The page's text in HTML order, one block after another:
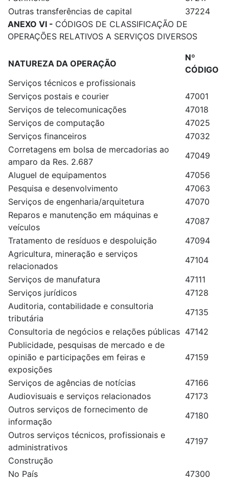
Outras transferências de capital
37224
ANEXO VI - CÓDIGOS DE CLASSIFICAÇÃO DE
OPERAÇÕES RELATIVOS A SERVIÇOS DIVERSOS
NATUREZA DA OPERAÇÃO
Nº
CÓDIGO
Serviços técnicos e profissionais
Serviços postais e courier
47001
Serviços de telecomunicações
47018
Serviços de computação
47025
Serviços financeiros
47032
Corretagens em bolsa de mercadorias ao
amparo da Res. 2.687
47049
Aluguel de equipamentos
47056
Pesquisa e desenvolvimento
47063
Serviços de engenharia/arquitetura
47070
Reparos e manutenção em máquinas e
veículos
47087
Tratamento de resíduos e despoluição
47094
Agricultura, mineração e serviços
relacionados
47104
Serviços de manufatura
47111
Serviços jurídicos
47128
Auditoria, contabilidade e consultoria
tributária
47135
Consultoria de negócios e relações públicas 47142
Publicidade, pesquisas de mercado e de
opinião e participações em feiras e
exposições
47159
Serviços de agências de notícias
47166
Audiovisuais e serviços relacionados
47173
Outros serviços de fornecimento de
informação
47180
Outros serviços técnicos, profissionais e
administrativos
47197
Construção
No País
47300